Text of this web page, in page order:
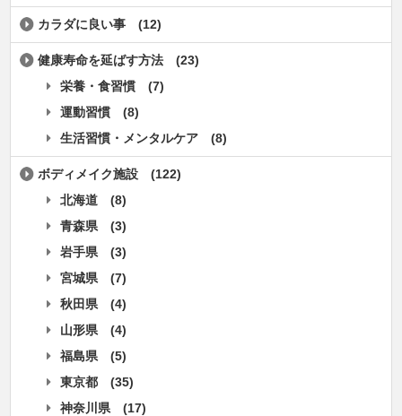
カラダに良い事 (12)
健康寿命を延ばす方法
(23)
栄養・食習慣
(7)
運動習慣
(8)
生活習慣・メンタルケア
(8)
ボディメイク施設
(122)
北海道
(8)
青森県
(3)
岩手県
(3)
宮城県
(7)
秋田県
(4)
山形県
(4)
福島県
(5)
東京都
(35)
神奈川県
(17)